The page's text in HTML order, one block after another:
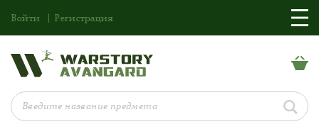
Войти Регистрация